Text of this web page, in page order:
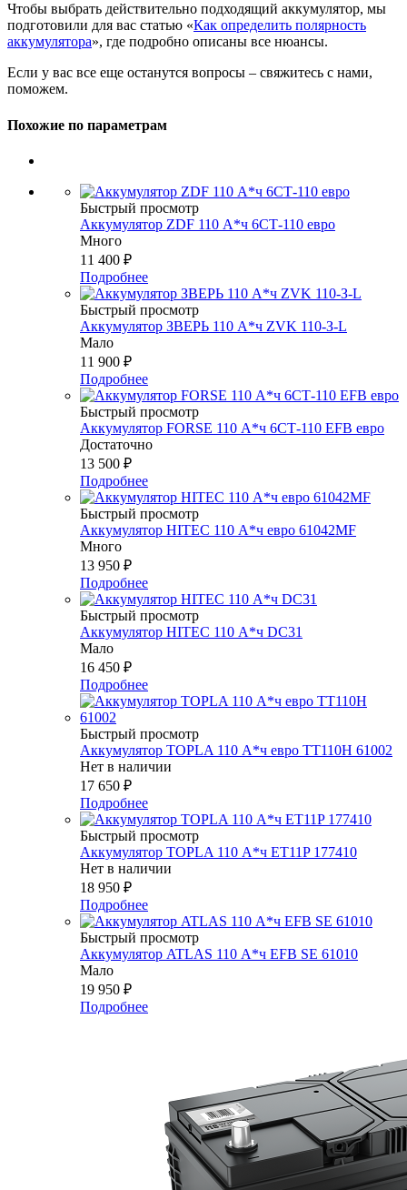
Чтобы выбрать действительно подходящий аккумулятор, мы
подготовили для вас статью «Как определить полярность
аккумулятора», где подробно описаны все нюансы.
Если у вас все еще останутся вопросы – свяжитесь с нами,
поможем.
Похожие по параметрам
Быстрый просмотр
Аккумулятор ZDF 110 А*ч 6СТ-110 евро
Много
11 400 ₽
Подробнее
Быстрый просмотр
Аккумулятор ЗВЕРЬ 110 А*ч ZVK 110-З-L
Мало
11 900 ₽
Подробнее
Быстрый просмотр
Аккумулятор FORSE 110 А*ч 6СТ-110 EFB евро
Достаточно
13 500 ₽
Подробнее
Быстрый просмотр
Аккумулятор HITEC 110 А*ч евро 61042MF
Много
13 950 ₽
Подробнее
Быстрый просмотр
Аккумулятор HITEC 110 А*ч DC31
Мало
16 450 ₽
Подробнее
Быстрый просмотр
Аккумулятор TOPLA 110 А*ч евро TT110H 61002
Нет в наличии
17 650 ₽
Подробнее
Быстрый просмотр
Аккумулятор TOPLA 110 А*ч ET11P 177410
Нет в наличии
18 950 ₽
Подробнее
Быстрый просмотр
Аккумулятор ATLAS 110 А*ч EFB SE 61010
Мало
19 950 ₽
Подробнее